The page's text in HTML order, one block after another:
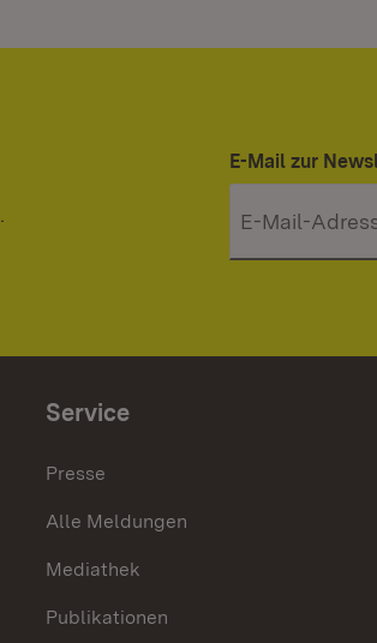
E-Mail zur
Service
Presse
Alle Meldungen
Mediathek
Publikationen